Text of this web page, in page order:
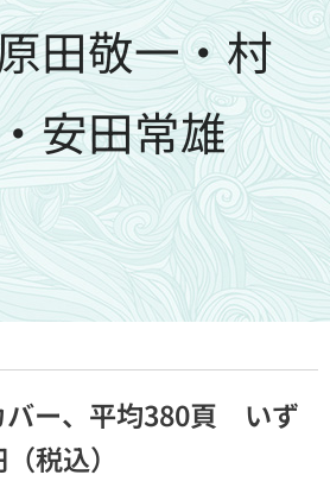
田敬一・村
安田常雄
バー、平均380頁 いず
税込）